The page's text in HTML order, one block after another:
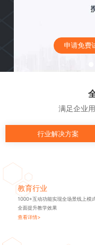
申请免费试用
满足企业
行业解决方案
教育行业
1000+互动功能实现全场景线上模
全面提升教学效果
查看详情>